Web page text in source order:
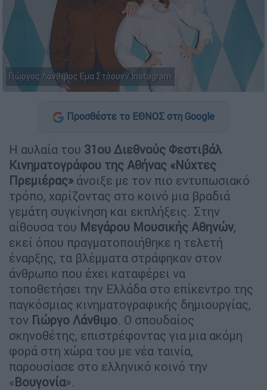
Γιώργος Λάνθιμος Εμα Στόουν / instagram
Προσθέστε το ΕΘΝΟΣ στη Google
Η αυλαία του 31ου Διεθνούς Φεστιβάλ
Κινηματογράφου της Αθήνας «Νύχτες
Πρεμιέρας» άνοιξε με τον πιο εντυπωσιακό
τρόπο, χαρίζοντας στο κοινό μια βραδιά
γεμάτη συγκίνηση και εκπλήξεις. Στην
αίθουσα του Μεγάρου Μουσικής Αθηνών,
εκεί όπου πραγματοποιήθηκε η τελετή
έναρξης, τα βλέμματα στράφηκαν στον
άνθρωπο που έχει καταφέρει να
τοποθετήσει την Ελλάδα στο επίκεντρο της
παγκόσμιας κινηματογραφικής δημιουργίας,
τον Γιώργο Λάνθιμο. Ο σπουδαίος
σκηνοθέτης, επιστρέφοντας για μια ακόμη
φορά στη χώρα του με νέα ταινία,
παρουσίασε στο ελληνικό κοινό την
«Βουγονία».